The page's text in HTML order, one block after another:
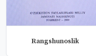
Rangshunoslik